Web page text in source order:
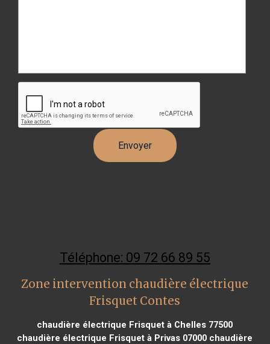
Téléphone: 09 72 66 89 55
Zone intervention chaudière électrique
Frisquet Contes
chaudière électrique Frisquet à Chelles 77500
chaudière électrique Frisquet à Privas 07000 chaudière